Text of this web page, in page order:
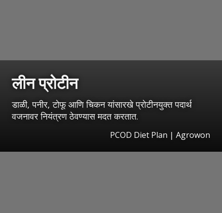
लीन प्रोटीन
डाळी, पनीर, टोफू आणि चिकन यांसारखे प्रोटीनयुक्त पदार्थ
वजनावर नियंत्रण ठेवण्यास मदत करतात.
PCOD Diet Plan | Agrowon